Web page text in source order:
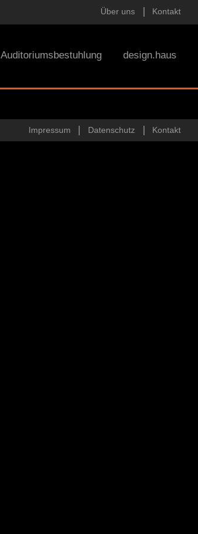
Über uns Kontakt
Auditoriumsbestuhlung design.haus
Impressum Datenschutz Kontakt